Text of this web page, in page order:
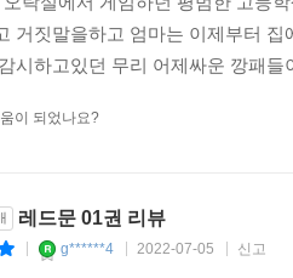
거짓말을하고 엄마는 이제부터
시하고있던 무리 어제싸운 깡패
이 되었나요?
레드문 01권 리뷰
g******4 2022-07-05 신고